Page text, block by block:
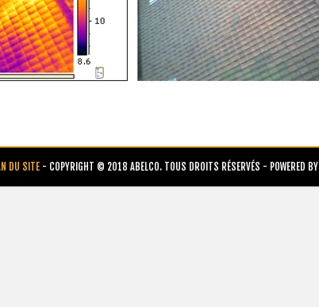
DU SITE- COPYRIGHT © 2018 ABELCO. TOUS DROITS RÉSERVÉS - POWERED BY